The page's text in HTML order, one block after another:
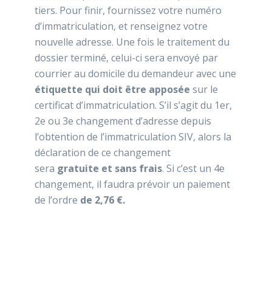
tiers. Pour finir, fournissez votre numéro
d’immatriculation, et renseignez votre
nouvelle adresse. Une fois le traitement du
dossier terminé, celui-ci sera envoyé par
courrier au domicile du demandeur avec une
étiquette qui doit être apposée sur le
certificat d’immatriculation. S’il s’agit du 1er,
2e ou 3e changement d’adresse depuis
l’obtention de l’immatriculation SIV, alors la
déclaration de ce changement
sera gratuite et sans frais. Si c’est un 4e
changement, il faudra prévoir un paiement
de l’ordre de 2,76 €.